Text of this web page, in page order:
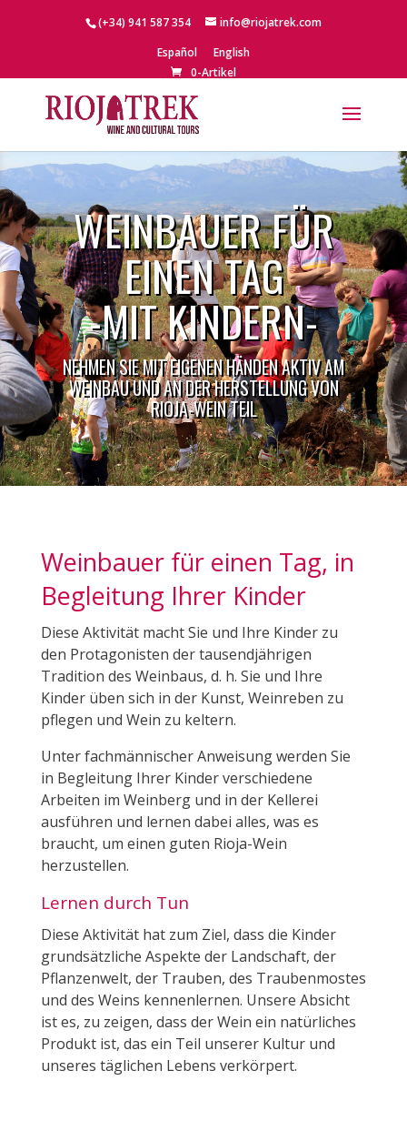
(+34) 941 587 354
info@riojatrek.com
Español
English
0-Artikel
WEINBAUER FÜR
EINEN TAG
-MIT KINDERN-
NEHMEN SIE MIT EIGENEN HÄNDEN AKTIV AM
WEINBAU UND AN DER HERSTELLUNG VON
RIOJA-WEIN TEIL
Weinbauer für einen Tag, in
Begleitung Ihrer Kinder
Diese Aktivität macht Sie und Ihre Kinder zu
den Protagonisten der tausendjährigen
Tradition des Weinbaus, d. h. Sie und Ihre
Kinder üben sich in der Kunst, Weinreben zu
pflegen und Wein zu keltern.
Unter fachmännischer Anweisung werden Sie
in Begleitung Ihrer Kinder verschiedene
Arbeiten im Weinberg und in der Kellerei
ausführen und lernen dabei alles, was es
braucht, um einen guten Rioja-Wein
herzustellen.
Lernen durch Tun
Diese Aktivität hat zum Ziel, dass die Kinder
grundsätzliche Aspekte der Landschaft, der
Pflanzenwelt, der Trauben, des Traubenmostes
und des Weins kennenlernen. Unsere Absicht
ist es, zu zeigen, dass der Wein ein natürliches
Produkt ist, das ein Teil unserer Kultur und
unseres täglichen Lebens verkörpert.